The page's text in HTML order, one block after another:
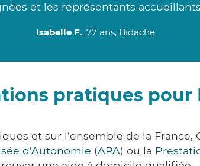
et les représentants
Isabelle F., 77 ans, Bidache
pratiques pour
et sur l'ensemble de la France,
d'Autonomie (APA) ou la